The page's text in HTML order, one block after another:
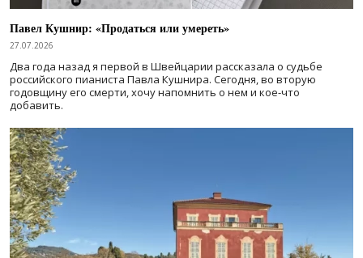
Павел Кушнир: «Продаться или умереть»
27.07.2026
Два года назад я первой в Швейцарии рассказала о судьбе
российского пианиста Павла Кушнира. Сегодня, во вторую
годовщину его смерти, хочу напомнить о нем и кое-что
добавить.